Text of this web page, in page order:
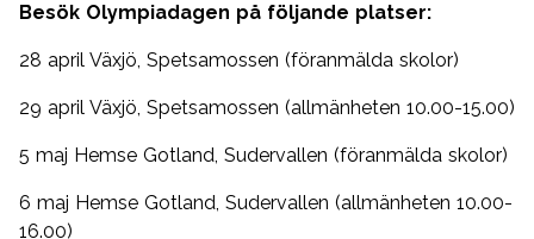
Besök Olympiadagen på följande platser:
28 april Växjö, Spetsamossen (föranmälda skolor)
29 april Växjö, Spetsamossen (allmänheten 10.00-15.00)
5 maj Hemse Gotland, Sudervallen (föranmälda skolor)
6 maj Hemse Gotland, Sudervallen (allmänheten 10.00-
16.00)